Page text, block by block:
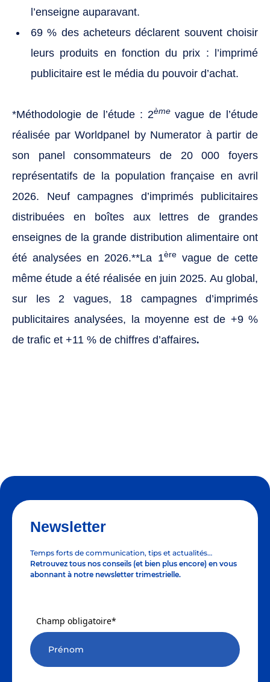
l’enseigne auparavant.
69 % des acheteurs déclarent souvent choisir
leurs produits en fonction du prix : l’imprimé
publicitaire est le média du pouvoir d’achat.
*Méthodologie de l’étude : 2ème vague de l’étude
réalisée par Worldpanel by Numerator à partir de
son panel consommateurs de 20 000 foyers
représentatifs de la population française en avril
2026. Neuf campagnes d’imprimés publicitaires
distribuées en boîtes aux lettres de grandes
enseignes de la grande distribution alimentaire ont
été analysées en 2026.**La 1èrevague de cette
même étude a été réalisée en juin 2025. Au global,
sur les 2 vagues, 18 campagnes d’imprimés
publicitaires analysées, la moyenne est de +9 %
de trafic et +11 % de chiffres d’affaires.
Newsletter
Temps forts de communication, tips et actualités…
Retrouvez tous nos conseils (et bien plus encore) en vous
abonnant à notre newsletter trimestrielle.
Champ obligatoire*